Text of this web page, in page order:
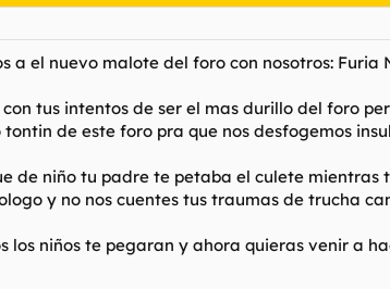
a el nuevo malote del foro con nosotros: Furia
tus intentos de ser el mas durillo del foro
de este foro pra que nos desfogemos
de niño tu padre te petaba el culete
y no nos cuentes tus traumas de trucha
los niños te pegaran y ahora quieras venir a